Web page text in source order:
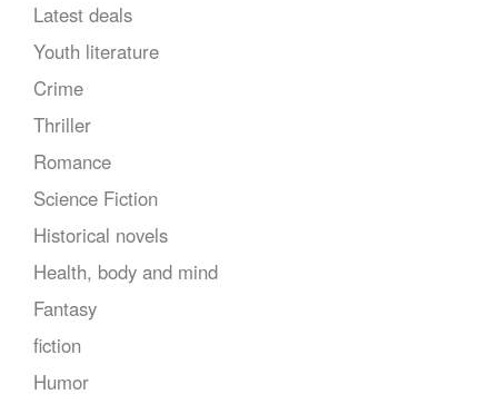
Latest deals
Youth literature
Crime
Thriller
Romance
Science Fiction
Historical novels
Health, body and mind
Fantasy
fiction
Humor